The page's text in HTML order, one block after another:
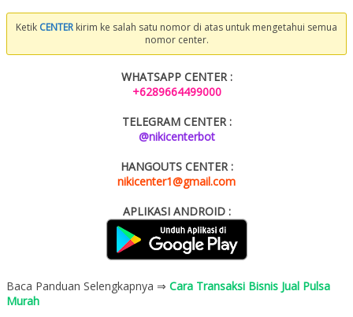
Ketik CENTER kirim ke salah satu nomor di atas untuk mengetahui semua
nomor center.
WHATSAPP CENTER :
+6289664499000
TELEGRAM CENTER :
@nikicenterbot
HANGOUTS CENTER :
nikicenter1@gmail.com
APLIKASI ANDROID :
Baca Panduan Selengkapnya ⇒ Cara Transaksi Bisnis Jual Pulsa
Murah